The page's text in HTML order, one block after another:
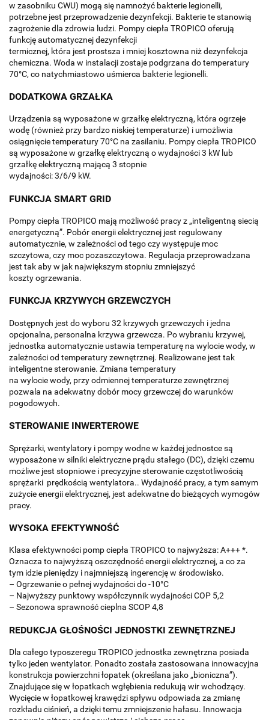
w zasobniku CWU) mogą się namnożyć bakterie legionelli,
potrzebne jest przeprowadzenie dezynfekcji. Bakterie te stanowią
zagrożenie dla zdrowia ludzi. Pompy ciepła TROPICO oferują
funkcję automatycznej dezynfekcji
termicznej, która jest prostsza i mniej kosztowna niż dezynfekcja
chemiczna. Woda w instalacji zostaje podgrzana do temperatury
70°C, co natychmiastowo uśmierca bakterie legionelli.
DODATKOWA GRZAŁKA
Urządzenia są wyposażone w grzałkę elektryczną, która ogrzeje
wodę (również przy bardzo niskiej temperaturze) i umożliwia
osiągnięcie temperatury 70°C na zasilaniu. Pompy ciepła TROPICO
są wyposażone w grzałkę elektryczną o wydajności 3 kW lub
grzałkę elektryczną mającą 3 stopnie
wydajności: 3/6/9 kW.
FUNKCJA SMART GRID
Pompy ciepła TROPICO mają możliwość pracy z „inteligentną siecią
energetyczną”. Pobór energii elektrycznej jest regulowany
automatycznie, w zależności od tego czy występuje moc
szczytowa, czy moc pozaszczytowa. Regulacja przeprowadzana
jest tak aby w jak największym stopniu zmniejszyć
koszty ogrzewania.
FUNKCJA KRZYWYCH GRZEWCZYCH
Dostępnych jest do wyboru 32 krzywych grzewczych i jedna
opcjonalna, personalna krzywa grzewcza. Po wybraniu krzywej,
jednostka automatycznie ustawia temperaturę na wylocie wody, w
zależności od temperatury zewnętrznej. Realizowane jest tak
inteligentne sterowanie. Zmiana temperatury
na wylocie wody, przy odmiennej temperaturze zewnętrznej
pozwala na adekwatny dobór mocy grzewczej do warunków
pogodowych.
STEROWANIE INWERTEROWE
Sprężarki, wentylatory i pompy wodne w każdej jednostce są
wyposażone w silniki elektryczne prądu stałego (DC), dzięki czemu
możliwe jest stopniowe i precyzyjne sterowanie częstotliwością
sprężarki prędkością wentylatora.. Wydajność pracy, a tym samym
zużycie energii elektrycznej, jest adekwatne do bieżących wymogów
pracy.
WYSOKA EFEKTYWNOŚĆ
Klasa efektywności pomp ciepła TROPICO to najwyższa: A+++ *.
Oznacza to najwyższą oszczędność energii elektrycznej, a co za
tym idzie pieniędzy i najmniejszą ingerencję w środowisko.
– Ogrzewanie o pełnej wydajności do -10°C
– Najwyższy punktowy współczynnik wydajności COP 5,2
– Sezonowa sprawność cieplna SCOP 4,8
REDUKCJA GŁOŚNOŚCI JEDNOSTKI ZEWNĘTRZNEJ
Dla całego typoszeregu TROPICO jednostka zewnętrzna posiada
tylko jeden wentylator. Ponadto została zastosowana innowacyjna
konstrukcja powierzchni łopatek (określana jako „bioniczna”).
Znajdujące się w łopatkach wgłębienia redukują wir wchodzący.
Wycięcie w łopatkowej krawędzi spływu odpowiada za zmianę
rozkładu ciśnień, a dzięki temu zmniejszenie hałasu. Innowacja